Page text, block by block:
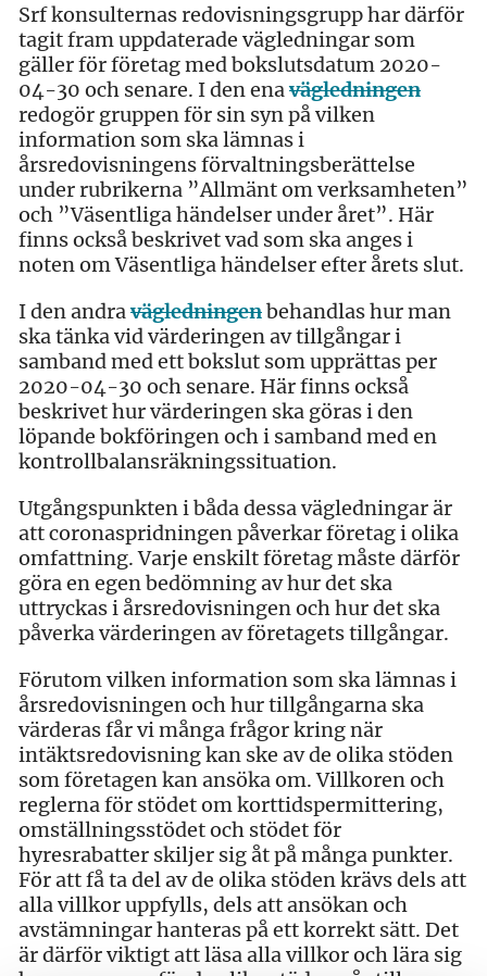
Srf konsulternas redovisningsgrupp har därför
tagit fram uppdaterade vägledningar som
gäller för företag med bokslutsdatum 2020-
04-30 och senare. I den enavägledningen
redogör gruppen för sin syn på vilken
information som ska lämnas i
årsredovisningens förvaltningsberättelse
under rubrikerna ”Allmänt om verksamheten”
och ”Väsentliga händelser under året”. Här
finns också beskrivet vad som ska anges i
noten om Väsentliga händelser efter årets slut.
I den andravägledningenbehandlas hur man
ska tänka vid värderingen av tillgångar i
samband med ett bokslut som upprättas per
2020-04-30 och senare. Här finns också
beskrivet hur värderingen ska göras i den
löpande bokföringen och i samband med en
kontrollbalansräkningssituation.
Utgångspunkten i båda dessa vägledningar är
att coronaspridningen påverkar företag i olika
omfattning. Varje enskilt företag måste därför
göra en egen bedömning av hur det ska
uttryckas i årsredovisningen och hur det ska
påverka värderingen av företagets tillgångar.
Förutom vilken information som ska lämnas i
årsredovisningen och hur tillgångarna ska
värderas får vi många frågor kring när
intäktsredovisning kan ske av de olika stöden
som företagen kan ansöka om. Villkoren och
reglerna för stödet om korttidspermittering,
omställningsstödet och stödet för
hyresrabatter skiljer sig åt på många punkter.
För att få ta del av de olika stöden krävs dels att
alla villkor uppfylls, dels att ansökan och
avstämningar hanteras på ett korrekt sätt. Det
är därför viktigt att läsa alla villkor och lära sig